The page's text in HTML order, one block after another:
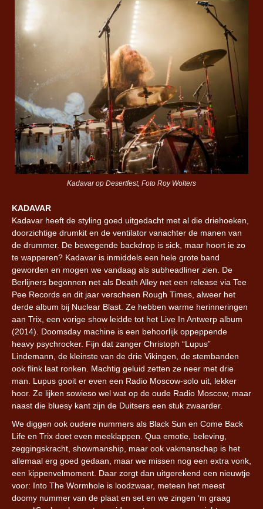
Kadavar op Desertfest, Foto Roy Wolters
KADAVAR
Kadavar heeft de styling goed uitgedacht met al die driehoeken,
doorzichtige drumkit en de ventilator vanachter de manen van
de drummer. De bewegende backdrop is sick, maar hoort ie zo
te wapperen? Kadavar is inmiddels een hele grote band
geworden en mogen we vandaag als subheadliner zien. De
Berlijners begonnen net als Death Alley net een release via Tee
Pee Records en dit jaar verscheen Rough Times, alweer het
derde album bij Nuclear Blast. Ze hebben warme herinneringen
aan Trix, een vorige show leidde tot het Live In Antwerp album
(2014). Doomsday machine is een behoorlijk oppeppende
heavy psychrocker. Fijn dat zanger Christoph “Lupus”
Lindemann, de kleinste van de drie Vikingen, de stembanden
ook flink laat ronken. Machtig geluid zetten ze neer met drie
man. Lupus gooit er even een Radio Moscow-solo uit, lekker
hoor. Ze lijken sowieso wel wat op de oude Radio Moscow, maar
naast die bluesy kant zijn de Duitsers een stuk zwaarder.
We diggen ook oudere nummers als Black Sun en Come Back
Life en Trix doet even meeklappen. Qua emotie, beleving,
zeggingskracht, showmanship, maar ook vakmanschap is het
allemaal erg goed gedaan, maar we missen nog een extra vonk,
een kippenvelmoment. Daar zorgt dan uitgerekend een nieuwtje
voor: Into The Wormhole is loodzwaar, meteen het meest
doomy nummer van de plaat en set en we zingen ‘m graag